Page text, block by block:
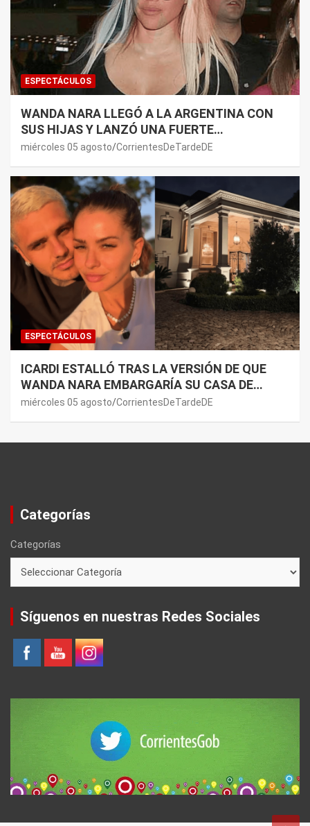
ESPECTÁCULOS
WANDA NARA LLEGÓ A LA ARGENTINA CON
SUS HIJAS Y LANZÓ UNA FUERTE
PREMONICIÓN SOBRE MAURO ICARDI
miércoles 05 agosto CorrientesDeTardeDE
ESPECTÁCULOS
ICARDI ESTALLÓ TRAS LA VERSIÓN DE QUE
WANDA NARA EMBARGARÍA SU CASA DE
NORDELTA: “NECESITAN RASCAR DE ALGÚN
miércoles 05 agosto CorrientesDeTardeDE
Categorías
Categorías
Síguenos en nuestras Redes Sociales